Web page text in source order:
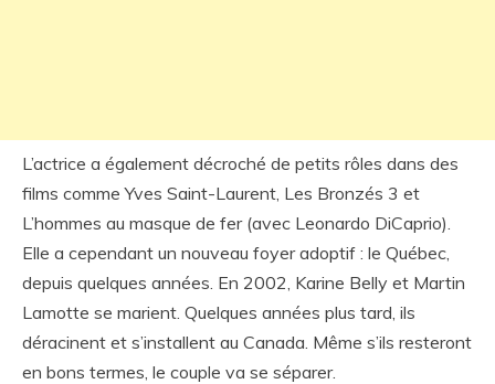
L’actrice a également décroché de petits rôles dans des
films comme Yves Saint-Laurent, Les Bronzés 3 et
L’hommes au masque de fer (avec Leonardo DiCaprio).
Elle a cependant un nouveau foyer adoptif : le Québec,
depuis quelques années. En 2002, Karine Belly et Martin
Lamotte se marient. Quelques années plus tard, ils
déracinent et s’installent au Canada. Même s’ils resteront
en bons termes, le couple va se séparer.